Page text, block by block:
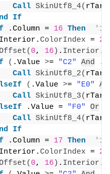
Call SkinUtf8_4(
If
.Column = 16 Then
'16
ColorIndex = 20
( 0, 16 ) . Interior .
( .Value >= "C2" And
Call SkinUtf8_2(
( .Value >= "E0"
Call SkinUtf8_3(
.Value = "F0" Or
Call SkinUtf8_4(
If
.Column = 17 Then
'16
ColorIndex = 20
( 0, 16 ) . Interior .